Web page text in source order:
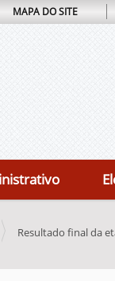
MAPA DO SITE
Resultado final da